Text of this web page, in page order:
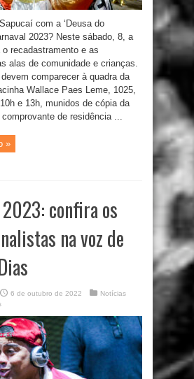
com a ‘Deusa do
2023? Neste sábado, 8, a
o recadastramento e as
alas de comunidade e crianças.
comparecer à quadra da
Wallace Paes Leme, 1025,
e 13h, munidos de cópia da
de residência ...
»
confira os
na voz de
6 de outubro de 2022
Notícias